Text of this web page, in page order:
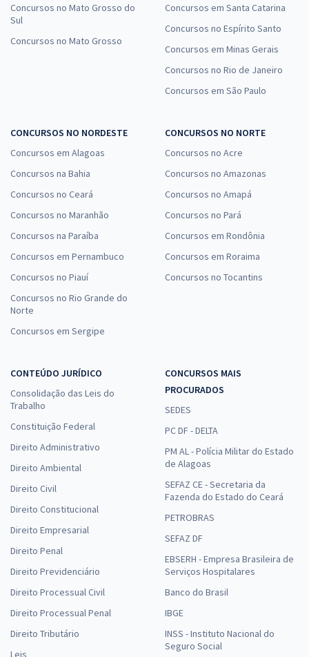
Concursos no Mato Grosso do
Sul
Concursos no Mato Grosso
Concursos em Santa Catarina
Concursos no Espírito Santo
Concursos em Minas Gerais
Concursos no Rio de Janeiro
Concursos em São Paulo
CONCURSOS NO NORDESTE
Concursos em Alagoas
Concursos na Bahia
Concursos no Ceará
Concursos no Maranhão
Concursos na Paraíba
Concursos em Pernambuco
Concursos no Piauí
Concursos no Rio Grande do
Norte
Concursos em Sergipe
CONCURSOS NO NORTE
Concursos no Acre
Concursos no Amazonas
Concursos no Amapá
Concursos no Pará
Concursos em Rondônia
Concursos em Roraima
Concursos no Tocantins
CONTEÚDO JURÍDICO
Consolidação das Leis do
Trabalho
Constituição Federal
Direito Administrativo
Direito Ambiental
Direito Civil
Direito Constitucional
Direito Empresarial
Direito Penal
Direito Previdenciário
Direito Processual Civil
Direito Processual Penal
Direito Tributário
Leis
CONCURSOS MAIS
PROCURADOS
SEDES
PC DF - DELTA
PM AL - Polícia Militar do Estado
de Alagoas
SEFAZ CE - Secretaria da
Fazenda do Estado do Ceará
PETROBRAS
SEFAZ DF
EBSERH - Empresa Brasileira de
Serviços Hospitalares
Banco do Brasil
IBGE
INSS - Instituto Nacional do
Seguro Social